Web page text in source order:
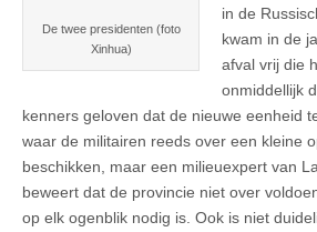
De twee presidenten (foto
Xinhua)
in de
kwam in de
afval vrij die
onmiddellijk
kenners geloven dat de nieuwe eenheid
waar de militairen reeds over een kleine
beschikken, maar een milieuexpert van
beweert dat de provincie niet over
op elk ogenblik nodig is. Ook is niet